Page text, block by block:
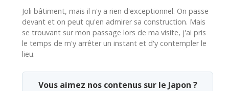
Joli bâtiment, mais il n'y a rien d'exceptionnel. On passe
devant et on peut qu'en admirer sa construction. Mais
se trouvant sur mon passage lors de ma visite, j'ai pris
le temps de m'y arrêter un instant et d'y contempler le
lieu.
Vous aimez nos contenus sur le Japon ?